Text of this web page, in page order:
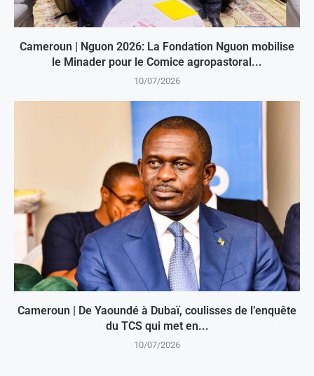
Cameroun | Nguon 2026: La Fondation Nguon mobilise
le Minader pour le Comice agropastoral...
10/07/2026
Cameroun | De Yaoundé à Dubaï, coulisses de l’enquête
du TCS qui met en...
10/07/2026